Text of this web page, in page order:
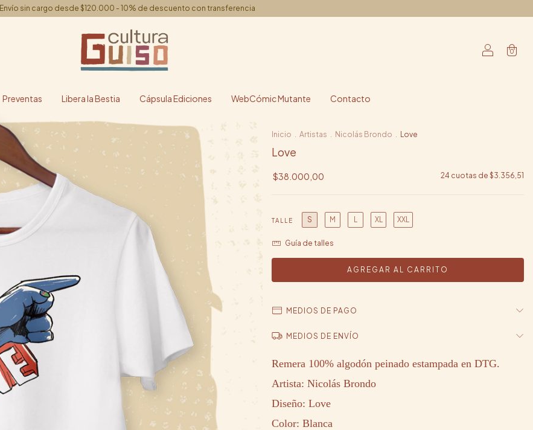
Envío sin cargo desde $120.000 - 10% de descuento con transferencia
0
Preventas Libera la Bestia Cápsula Ediciones WebCómic Mutante Contacto
Inicio . Artistas . Nicolás Brondo . Love
Love
$38.000,00 24 cuotas de $3.356,51
TALLE S M L XL XXL
Guía de talles
MEDIOS DE PAGO
MEDIOS DE ENVÍO
Remera 100% algodón peinado estampada en DTG.
Artista: Nicolás Brondo
Diseño: Love
Color: Blanca